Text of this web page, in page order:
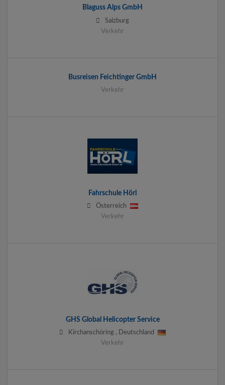
Blaguss Alps GmbH
Salzburg
Verkehr
Busreisen Feichtinger GmbH
Verkehr
Fahrschule Hörl
Österreich
Verkehr
GHS Global Helicopter Service
Kirchanschöring ,
Deutschland
Verkehr